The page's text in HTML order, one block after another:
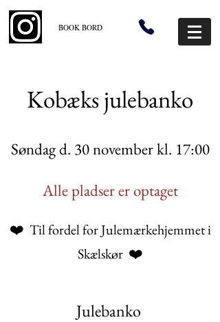
BOOK BORD
Kobæks julebanko
Søndag d. 30 november kl. 17:00
Alle pladser er optaget
❤️ Til fordel for Julemærkehjemmet i
Skælskør ❤️
Julebanko